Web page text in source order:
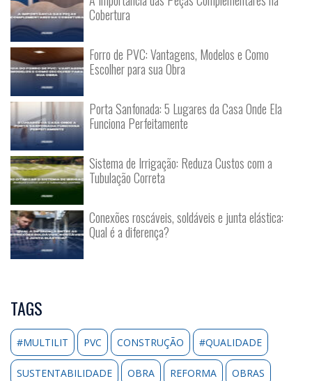
Cobertura
Forro de PVC: Vantagens, Modelos e Como
Escolher para sua Obra
Porta Sanfonada: 5 Lugares da Casa Onde Ela
Funciona Perfeitamente
Sistema de Irrigação: Reduza Custos com a
Tubulação Correta
Conexões roscáveis, soldáveis e junta elástica:
Qual é a diferença?
TAGS
#MULTILIT PVC CONSTRUÇÃO #QUALIDADE
SUSTENTABILIDADE OBRA REFORMA OBRAS